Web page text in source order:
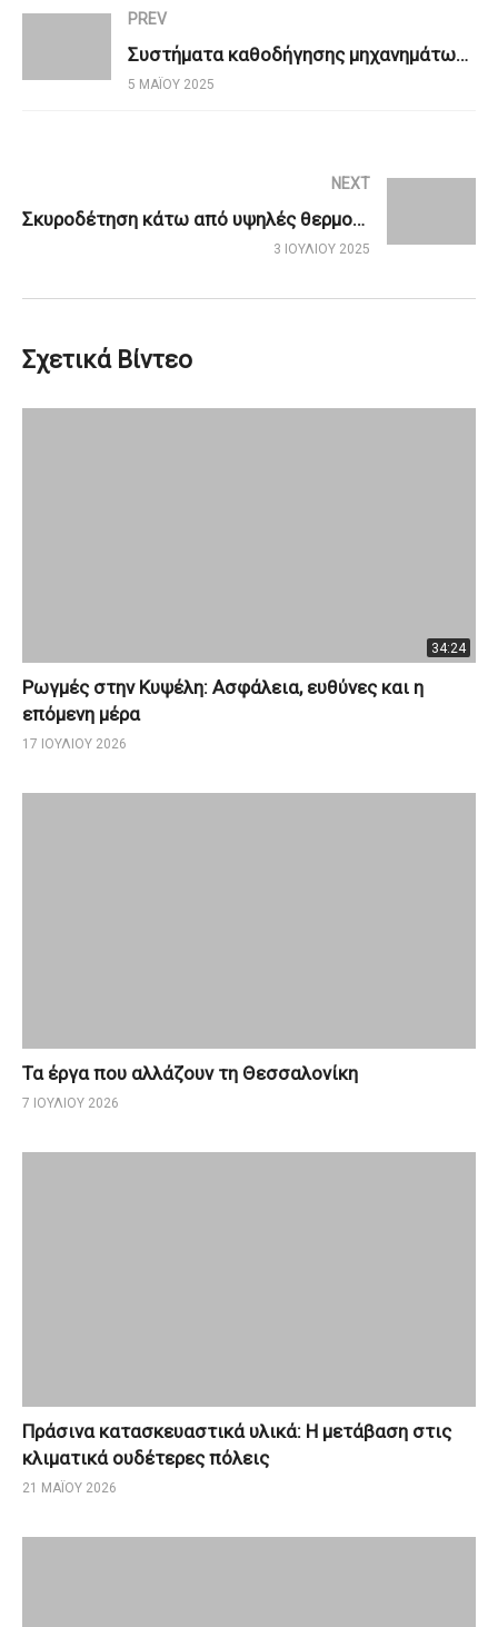
PREV
Συστήματα καθοδήγησης μηχανημάτων έργων και προηγμένα μέσα ατομικής προστασίας στο συνέδριο CMC
5 ΜΑΪ́ΟΥ 2025
NEXT
Σκυροδέτηση κάτω από υψηλές θερμοκρασίες
3 ΙΟΥΛΊΟΥ 2025
Σχετικά Βίντεο
34:24
Ρωγμές στην Κυψέλη: Ασφάλεια, ευθύνες και η
επόμενη μέρα
17 ΙΟΥΛΊΟΥ 2026
Τα έργα που αλλάζουν τη Θεσσαλονίκη
7 ΙΟΥΛΊΟΥ 2026
Πράσινα κατασκευαστικά υλικά: Η μετάβαση στις
κλιματικά ουδέτερες πόλεις
21 ΜΑΪ́ΟΥ 2026